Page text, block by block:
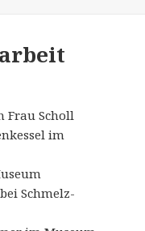
Frau Scholl
im
Schmelz-